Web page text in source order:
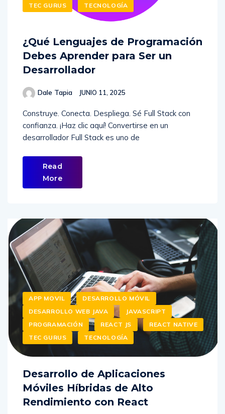
TEC GURUS TECNOLOGÍA
¿Qué Lenguajes de Programación
Debes Aprender para Ser un
Desarrollador
Dale Tapia JUNIO 11, 2025
Construye. Conecta. Despliega. Sé Full Stack con
confianza. ¡Haz clic aquí! Convertirse en un
desarrollador Full Stack es uno de
Read
More
APP MOVIL
DESARROLLO MÓVIL
DESARROLLO WEB JAVA
JAVASCRIPT
PROGRAMACIÓN
REACT JS
REACT NATIVE
TEC GURUS
TECNOLOGÍA
Desarrollo de Aplicaciones
Móviles Híbridas de Alto
Rendimiento con React